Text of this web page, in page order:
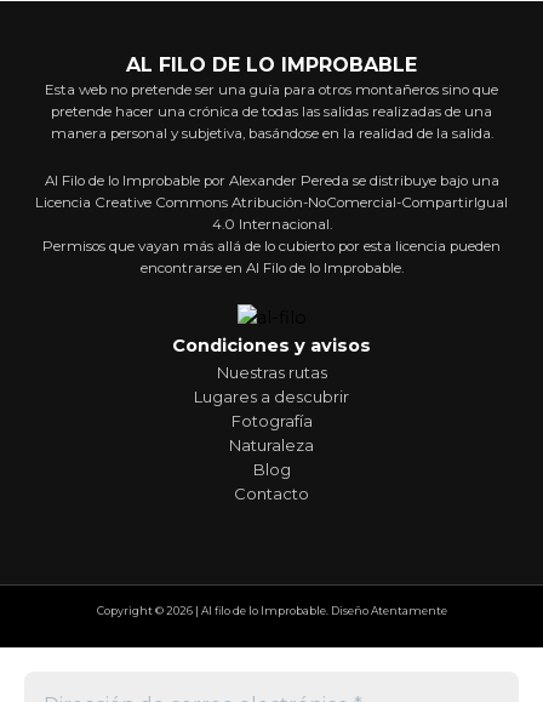
AL FILO DE LO IMPROBABLE
Esta web no pretende ser una guía para otros montañeros sino que
pretende hacer una crónica de todas las salidas realizadas de una
manera personal y subjetiva, basándose en la realidad de la salida.
Al Filo de lo Improbable por Alexander Pereda se distribuye bajo una
Licencia Creative Commons Atribución-NoComercial-CompartirIgual
4.0 Internacional.
Permisos que vayan más allá de lo cubierto por esta licencia pueden
encontrarse en Al Filo de lo Improbable.
Condiciones y avisos
Nuestras rutas
Lugares a descubrir
Fotografía
Naturaleza
Blog
Contacto
Copyright © 2026 | Al filo de lo Improbable. Diseño Atentamente